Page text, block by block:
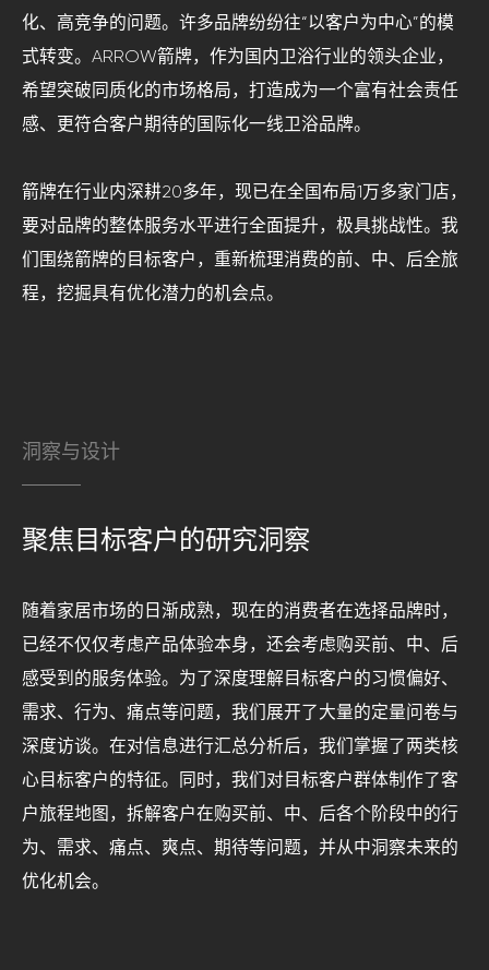
化、高竞争的问题。许多品牌纷纷往“以客户为中心”的模
式转变。ARROW箭牌，作为国内卫浴行业的领头企业，
希望突破同质化的市场格局，打造成为一个富有社会责任
感、更符合客户期待的国际化一线卫浴品牌。
箭牌在行业内深耕20多年，现已在全国布局1万多家门店，
要对品牌的整体服务水平进行全面提升，极具挑战性。我
们围绕箭牌的目标客户，重新梳理消费的前、中、后全旅
程，挖掘具有优化潜力的机会点。
洞察与设计
聚焦目标客户的研究洞察
随着家居市场的日渐成熟，现在的消费者在选择品牌时，
已经不仅仅考虑产品体验本身，还会考虑购买前、中、后
感受到的服务体验。为了深度理解目标客户的习惯偏好、
需求、行为、痛点等问题，我们展开了大量的定量问卷与
深度访谈。在对信息进行汇总分析后，我们掌握了两类核
心目标客户的特征。同时，我们对目标客户群体制作了客
户旅程地图，拆解客户在购买前、中、后各个阶段中的行
为、需求、痛点、爽点、期待等问题，并从中洞察未来的
优化机会。